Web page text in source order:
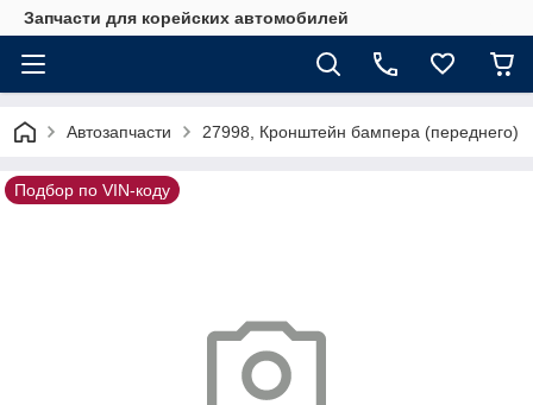
Запчасти для корейских автомобилей
Автозапчасти 27998, Кронштейн бампера (переднего)
Подбор по VIN-коду